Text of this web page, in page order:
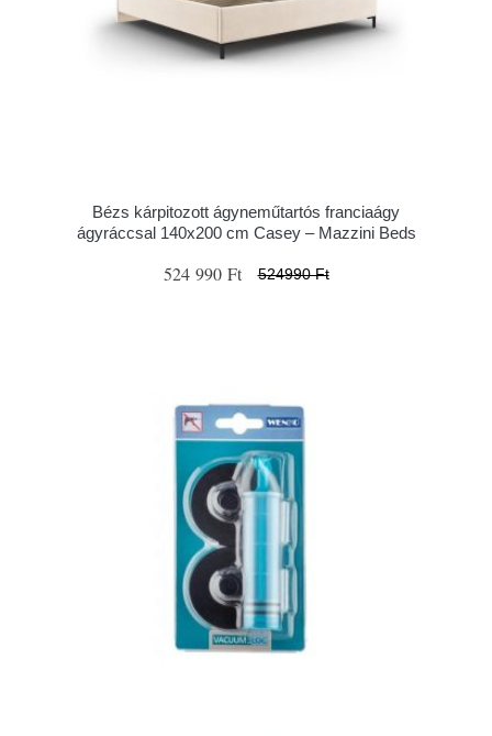
Bézs kárpitozott ágyneműtartós franciaágy
ágyráccsal 140x200 cm Casey – Mazzini Beds
524 990 Ft 524990 Ft